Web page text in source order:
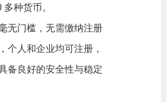
多种货币。
无门槛，无需缴纳注册
个人和企业均可注册，
备良好的安全性与稳定